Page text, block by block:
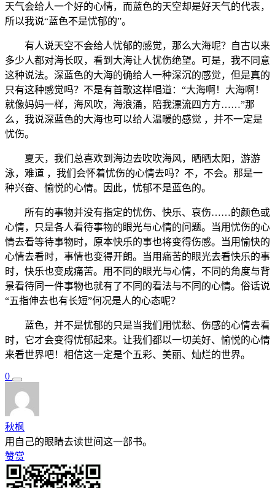
天气会给人一个好的心情，而蓝色的天空却是好天气的代表，
所以我说“蓝色不是忧郁的”。
有人说天空不会给人忧郁的感觉，那么大海呢？自古以来
多少人都对海长叹，看到大海让人忧伤绝望。可是，我不同意
这种说法。深蓝色的大海的确给人一种深沉的感觉，但是真的
只有这种感觉吗？不是有首歌这样唱道：“大海啊！大海啊！
就像妈妈一样，海风吹，海浪涌，陪我漂流四方方……”那
么，我说深蓝色的大海也可以给人温暖的感觉 ，并不一定是
忧伤。
夏天，我们总喜欢到海边去吹吹海风，晒晒太阳，游游
泳，难道 ，我们会怀着忧伤的心情去吗？不，不会。那是一
种兴奋、愉悦的心情。因此，忧郁不是蓝色的。
所有的事物并没有指定的忧伤、快乐、哀伤……的颜色或
心情，只是各人看待事物的眼光与心情的问题。当用忧伤的心
情去看等待事物时，原本快乐的事也将变得伤感。当用愉快的
心情去看时，事情也变得开朗。当用痛苦的眼光去看快乐的事
时，快乐也变成痛苦。用不同的眼光与心情，不同的角度与背
景看待同一件事物也就有了不同的看法与不同的心情。俗话说
“五指伸去也有长短”何况是人的心态呢？
蓝色，并不是忧郁的只是当我们用忧愁、伤感的心情去看
时，它才会变得忧郁起来。让我们都以一切美好、愉悦的心情
来看世界吧！相信这一定是个五彩、美丽、灿烂的世界。
0
秋枫
用自己的眼睛去读世间这一部书。
赞赏